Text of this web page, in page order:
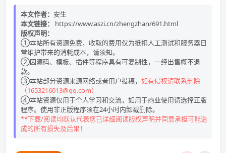
本文作者： 安生
本文链接：
https://www.aszi.cn/zhengzhan/691.html
版权声明：
①本站所有资源免费，收取的费用仅为抵扣人工测试和服务器日
常维护带来的消耗成本，请须知。
②因源码、模板、插件等程序具有可复制性，一经出售概不退
款。
③本站部分资源来源网络或者用户投稿， 如有侵权请联系删除
（1653216013@qq.com）
④本站资源仅用于个人学习和交流，如用于商业使用请选择正版
程序。使用非正版程序须在24小时内卸载删除。
**下载/阅读均默认代表您已详细阅读版权声明并同意承担可能造
成的所有损失及后果！